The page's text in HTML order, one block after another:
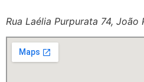
Rua Laélia Purpurata 74,